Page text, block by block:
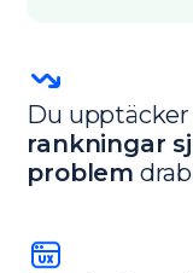
Du
rankningar
problem